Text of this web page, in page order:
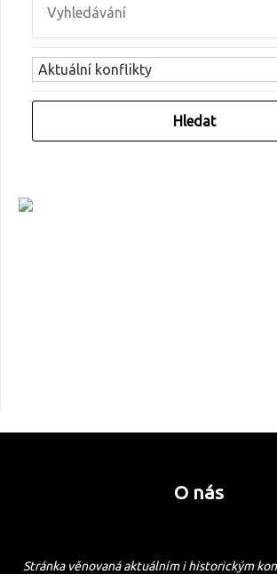
O nás
Stránka věnovaná aktuálním i historickým